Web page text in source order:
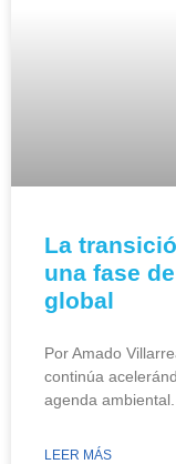
La
una fase
global
Por Amado
continúa
agenda
LEER MÁS